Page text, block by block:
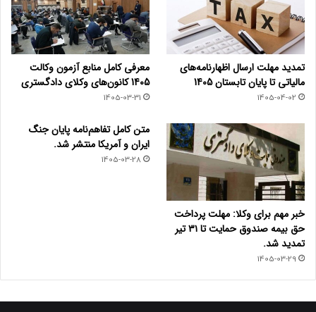
تمدید مهلت ارسال اظهارنامه‌های
مالیاتی تا پایان تابستان 1405
1405-04-02
معرفی کامل منابع آزمون وکالت
1405 کانون‌های وکلای دادگستری
1405-03-31
خبر مهم برای وکلا: مهلت پرداخت
حق بیمه صندوق حمایت تا ۳۱ تیر
تمدید شد.
1405-03-29
متن کامل تفاهم‌نامه پایان جنگ
ایران و آمریکا منتشر شد.
1405-03-28